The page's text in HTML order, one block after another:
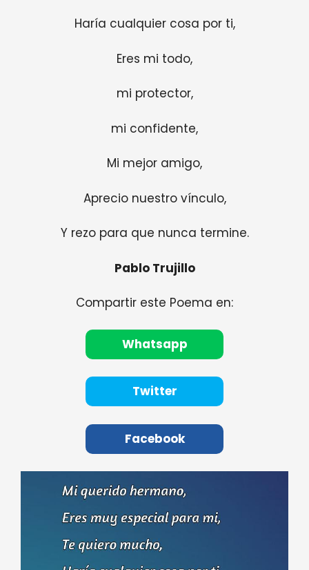
Haría cualquier cosa por ti,
Eres mi todo,
mi protector,
mi confidente,
Mi mejor amigo,
Aprecio nuestro vínculo,
Y rezo para que nunca termine.
Pablo Trujillo
Compartir este Poema en:
Whatsapp
Twitter
Facebook